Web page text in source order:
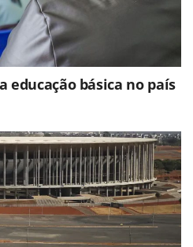
educação básica no país